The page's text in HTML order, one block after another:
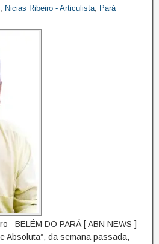
, Nicias Ribeiro - Articulista, Pará
DO PARÁ [ ABN NEWS ]
Absoluta”, da semana passada,